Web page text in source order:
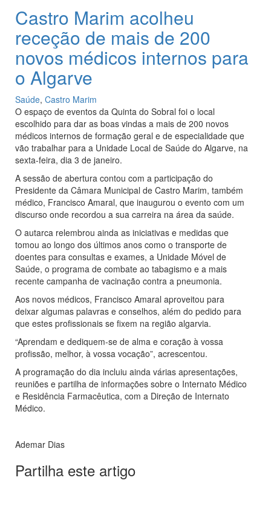
Castro Marim acolheu
receção de mais de 200
novos médicos internos para
o Algarve
Saúde, Castro Marim
O espaço de eventos da Quinta do Sobral foi o local
escolhido para dar as boas vindas a mais de 200 novos
médicos internos de formação geral e de especialidade que
vão trabalhar para a Unidade Local de Saúde do Algarve, na
sexta-feira, dia 3 de janeiro.
A sessão de abertura contou com a participação do
Presidente da Câmara Municipal de Castro Marim, também
médico, Francisco Amaral, que inaugurou o evento com um
discurso onde recordou a sua carreira na área da saúde.
O autarca relembrou ainda as iniciativas e medidas que
tomou ao longo dos últimos anos como o transporte de
doentes para consultas e exames, a Unidade Móvel de
Saúde, o programa de combate ao tabagismo e a mais
recente campanha de vacinação contra a pneumonia.
Aos novos médicos, Francisco Amaral aproveitou para
deixar algumas palavras e conselhos, além do pedido para
que estes profissionais se fixem na região algarvia.
“Aprendam e dediquem-se de alma e coração à vossa
profissão, melhor, à vossa vocação”, acrescentou.
A programação do dia incluiu ainda várias apresentações,
reuniões e partilha de informações sobre o Internato Médico
e Residência Farmacêutica, com a Direção de Internato
Médico.
Ademar Dias
Partilha este artigo